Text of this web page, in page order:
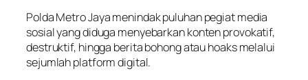
Polda Metro Jaya menindak puluhan pegiat media
sosial yang diduga menyebarkan konten provokatif,
destruktif, hingga berita bohong atau hoaks melalui
sejumlah platform digital.